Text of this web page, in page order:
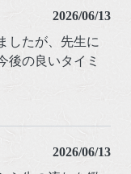
2026/06/13
したが、先生に
後の良いタイミ
2026/06/13